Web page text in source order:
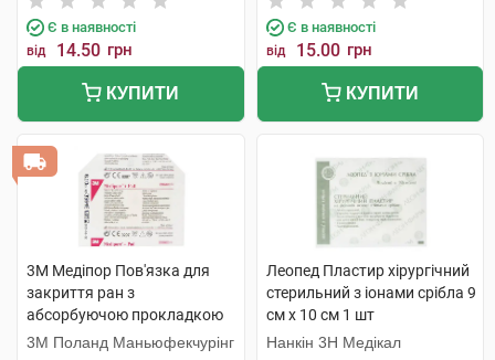
Є в наявності
від 14.50 грн
КУПИТИ
Є в наявності
від 15.00 грн
КУПИТИ
3M Медіпор Пов'язка для
закриття ран з
абсорбуючою прокладкою
розмір 6 см х 10 см 1 шт
3M Поланд Маньюфекчурінг
Леопед Пластир хірургічний
стерильний з іонами срібла 9
см х 10 см 1 шт
Нанкін 3H Медікал